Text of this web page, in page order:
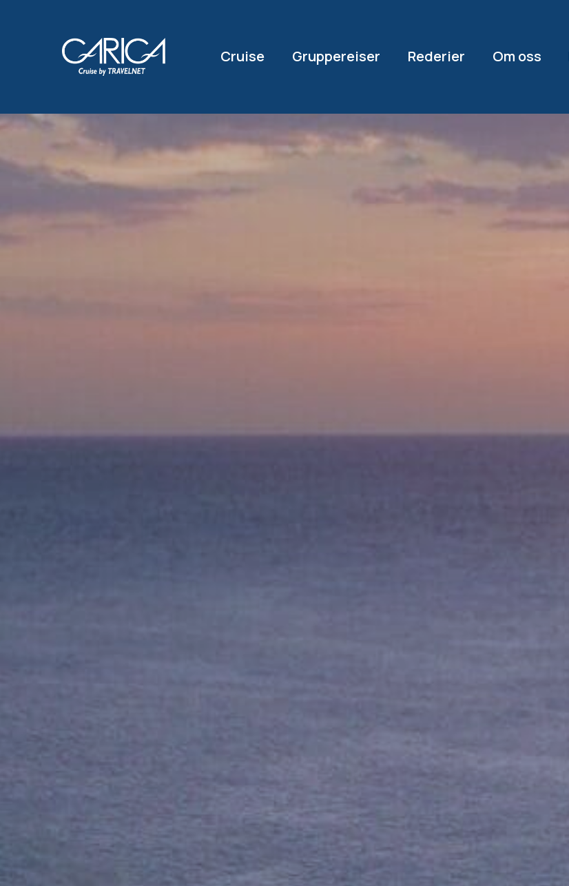
Cruise Gruppereiser Rederier Om oss